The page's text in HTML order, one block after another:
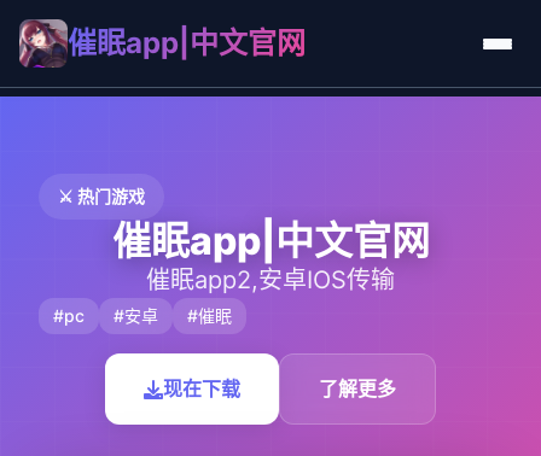
催眠app|中文官网
⚔️ 热门游戏
催眠app|中文官网
催眠app2,安卓IOS传输
#pc #安卓 #催眠
现在下载 了解更多